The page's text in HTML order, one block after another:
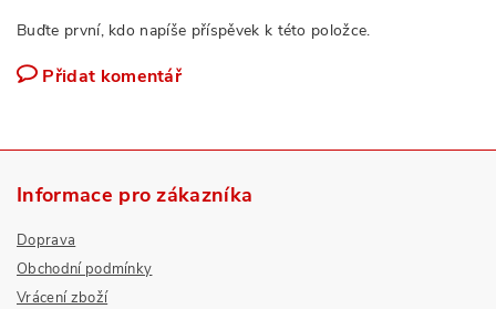
Buďte první, kdo napíše příspěvek k této položce.
Přidat komentář
Informace pro zákazníka
Doprava
Obchodní podmínky
Vrácení zboží